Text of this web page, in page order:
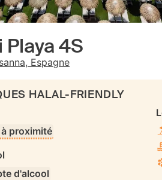
4S
Espagne
HALAL-FRIENDLY
proximité
d'alcool